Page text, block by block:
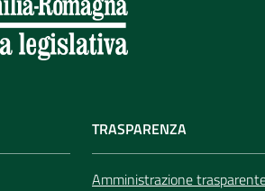
TRASPARENZA
Amministrazione